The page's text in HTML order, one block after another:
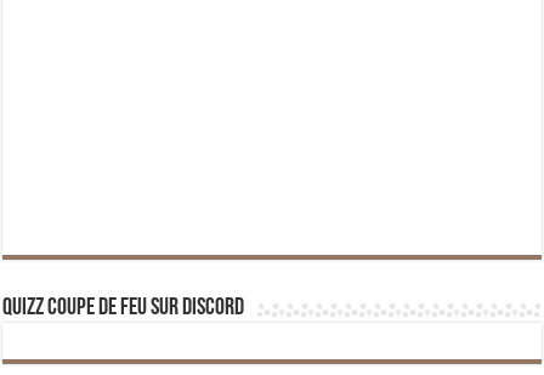
Quizz Coupe de Feu sur Discord